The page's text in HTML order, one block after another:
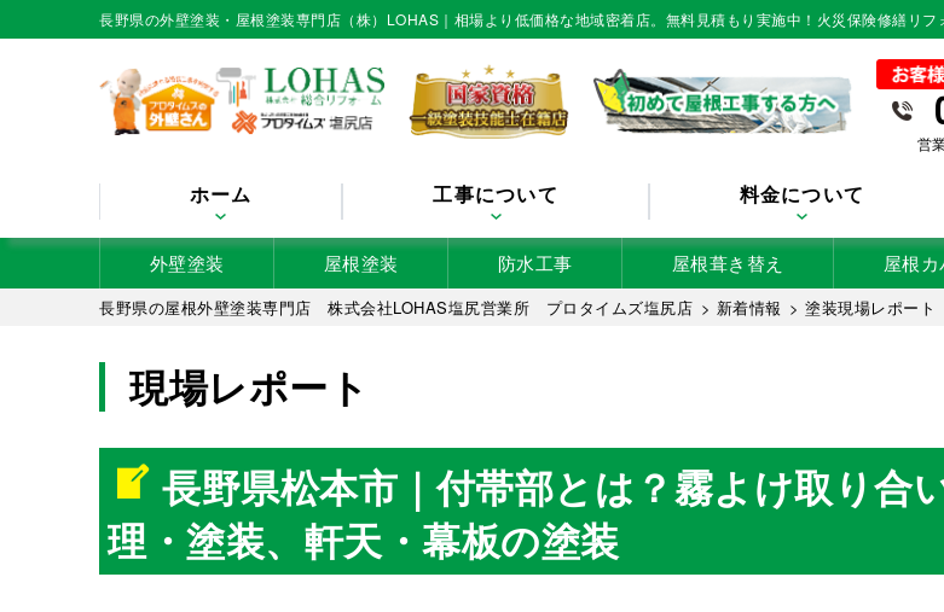
長野県の外壁塗装・屋根塗装専門店（株）LOHAS｜相場より低価格な地域密着店。無料見積もり実施中！火災保険修繕リ
営
ホーム 工事について 料金について
外壁塗装 屋根塗装 防水工事 屋根葺き替え 屋根
長野県の屋根外壁塗装専門店 株式会社LOHAS塩尻営業所 プロタイムズ塩尻店 > 新着情報 > 塗装現場レポート
現場レポート
長野県松本市｜付帯部とは？霧よけ取り合
理・塗装、軒天・幕板の塗装